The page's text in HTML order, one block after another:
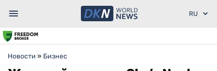
Новости » Бизнес